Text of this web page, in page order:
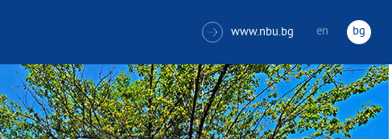
 www.nbu.bg en bg